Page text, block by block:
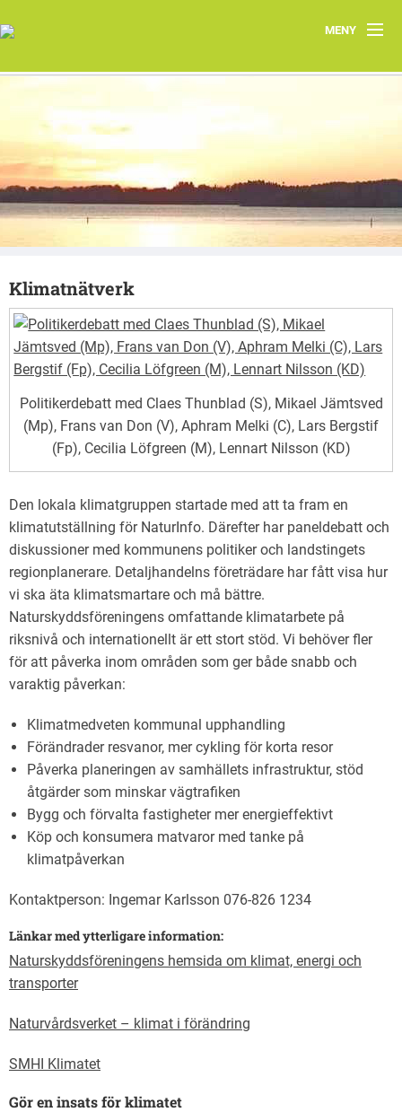
MENY
Hem
Kontakt
Aktuellt
Klimatnätverk
Politikerdebatt med Claes Thunblad (S), Mikael Jämtsved
(Mp), Frans van Don (V), Aphram Melki (C), Lars Bergstif
(Fp), Cecilia Löfgreen (M), Lennart Nilsson (KD)
Den lokala klimatgruppen startade med att ta fram en
klimatutställning för NaturInfo. Därefter har paneldebatt och
diskussioner med kommunens politiker och landstingets
regionplanerare. Detaljhandelns företrädare har fått visa hur
vi ska äta klimatsmartare och må bättre.
Naturskyddsföreningens omfattande klimatarbete på
riksnivå och internationellt är ett stort stöd. Vi behöver fler
för att påverka inom områden som ger både snabb och
varaktig påverkan:
Klimatmedveten kommunal upphandling
Förändrader resvanor, mer cykling för korta resor
Påverka planeringen av samhällets infrastruktur, stöd
åtgärder som minskar vägtrafiken
Bygg och förvalta fastigheter mer energieffektivt
Köp och konsumera matvaror med tanke på
klimatpåverkan
Kontaktperson: Ingemar Karlsson 076-826 1234
Länkar med ytterligare information:
Naturskyddsföreningens hemsida om klimat, energi och
transporter
Naturvårdsverket – klimat i förändring
SMHI Klimatet
Gör en insats för klimatet